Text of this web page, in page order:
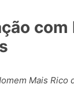
com
Mais Rico